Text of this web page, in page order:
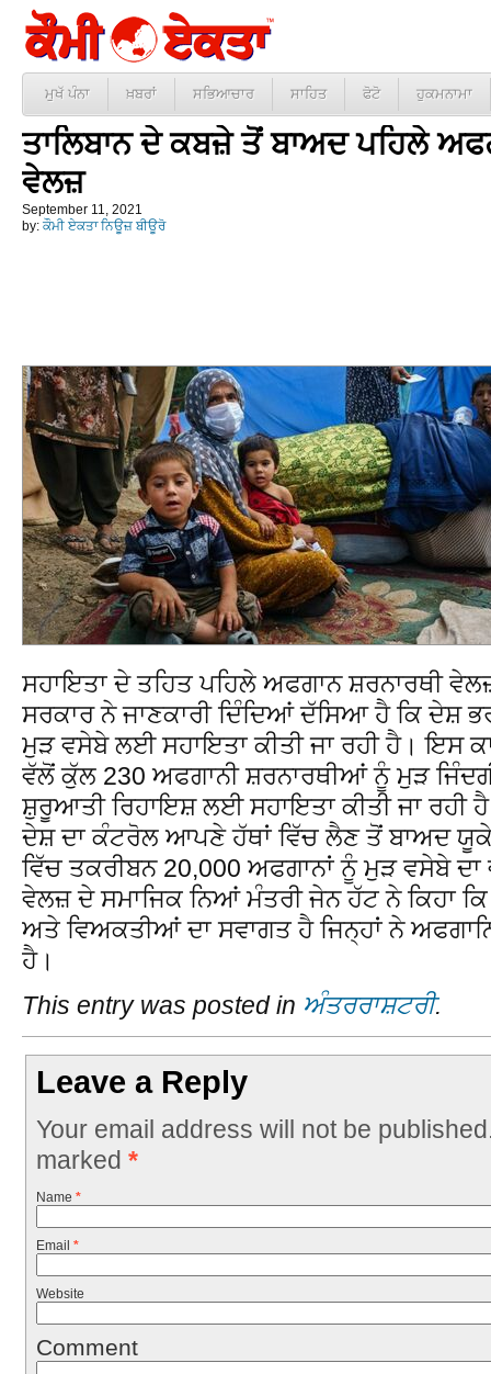
ਮੁਖੱ ਪੰਨਾ ਖ਼ਬਰਾਂ ਸਭਿਆਚਾਰ ਸਾਹਿਤ ਫੋਟੋ ਹੁਕਮਨਾਮਾ
ਤਾਲਿਬਾਨ ਦੇ ਕਬਜ਼ੇ ਤੋਂ ਬਾਅਦ ਪਹਿਲੇ
ਵੇਲਜ਼
September 11, 2021
by: ਕੌਮੀ ਏਕਤਾ ਨਿਊਜ਼ ਬੀਊਰੋ
ਸਹਾਇਤਾ ਦੇ ਤਹਿਤ ਪਹਿਲੇ ਅਫਗਾਨ ਸ਼ਰਨਾਰਥੀ
ਸਰਕਾਰ ਨੇ ਜਾਣਕਾਰੀ ਦਿੰਦਿਆਂ ਦੱਸਿਆ ਹੈ ਕਿ ਦੇਸ਼
ਮੁੜ ਵਸੇਬੇ ਲਈ ਸਹਾਇਤਾ ਕੀਤੀ ਜਾ ਰਹੀ ਹੈ। ਇਸ
ਵੱਲੋਂ ਕੁੱਲ 230 ਅਫਗਾਨੀ ਸ਼ਰਨਾਰਥੀਆਂ ਨੂੰ ਮੁੜ
ਸ਼ੁਰੂਆਤੀ ਰਿਹਾਇਸ਼ ਲਈ ਸਹਾਇਤਾ ਕੀਤੀ ਜਾ ਰਹੀ
ਦੇਸ਼ ਦਾ ਕੰਟਰੋਲ ਆਪਣੇ ਹੱਥਾਂ ਵਿੱਚ ਲੈਣ ਤੋਂ ਬਾਅਦ
ਵਿੱਚ ਤਕਰੀਬਨ 20,000 ਅਫਗਾਨਾਂ ਨੂੰ ਮੁੜ ਵਸੇਬੇ
ਵੇਲਜ਼ ਦੇ ਸਮਾਜਿਕ ਨਿਆਂ ਮੰਤਰੀ ਜੇਨ ਹੱਟ ਨੇ ਕਿਹਾ ਕਿ
ਅਤੇ ਵਿਅਕਤੀਆਂ ਦਾ ਸਵਾਗਤ ਹੈ ਜਿਨ੍ਹਾਂ ਨੇ
ਹੈ।
This entry was posted in ਅੰਤਰਰਾਸ਼ਟਰੀ.
Leave a Reply
Your email address will not be
marked *
Name *
Email *
Website
Comment